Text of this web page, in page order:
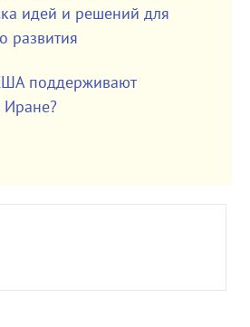
идей и решений для
развития
поддерживают
Иране?